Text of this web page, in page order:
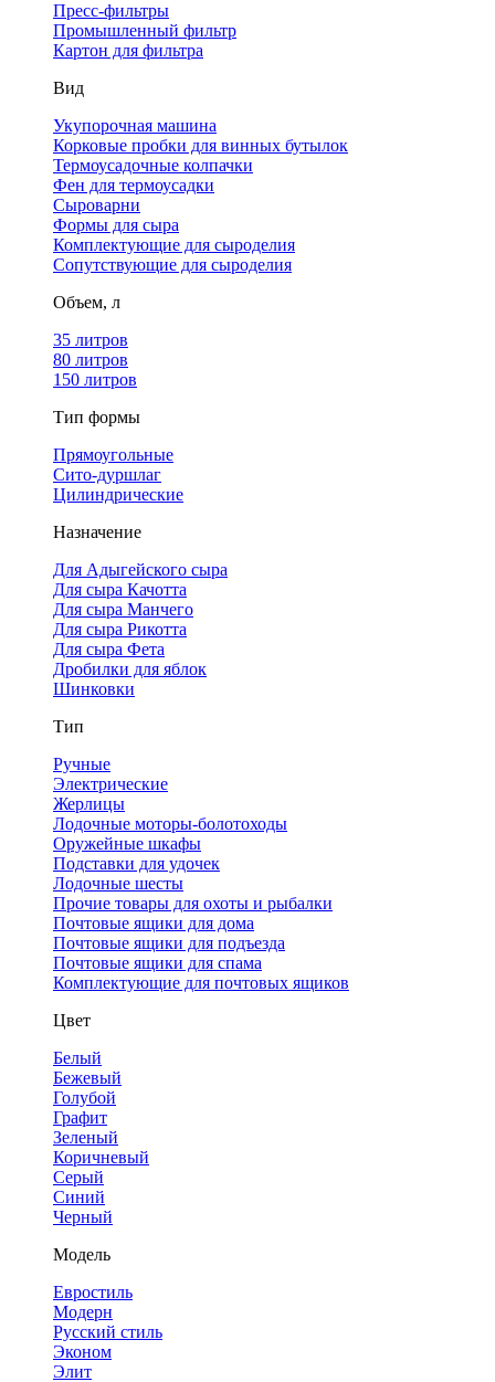
Пресс-фильтры
Промышленный фильтр
Картон для фильтра
Вид
Укупорочная машина
Корковые пробки для винных бутылок
Термоусадочные колпачки
Фен для термоусадки
Сыроварни
Формы для сыра
Комплектующие для сыроделия
Сопутствующие для сыроделия
Объем, л
35 литров
80 литров
150 литров
Тип формы
Прямоугольные
Сито-дуршлаг
Цилиндрические
Назначение
Для Адыгейского сыра
Для сыра Качотта
Для сыра Манчего
Для сыра Рикотта
Для сыра Фета
Дробилки для яблок
Шинковки
Тип
Ручные
Электрические
Жерлицы
Лодочные моторы-болотоходы
Оружейные шкафы
Подставки для удочек
Лодочные шесты
Прочие товары для охоты и рыбалки
Почтовые ящики для дома
Почтовые ящики для подъезда
Почтовые ящики для спама
Комплектующие для почтовых ящиков
Цвет
Белый
Бежевый
Голубой
Графит
Зеленый
Коричневый
Серый
Синий
Черный
Модель
Евростиль
Модерн
Русский стиль
Эконом
Элит